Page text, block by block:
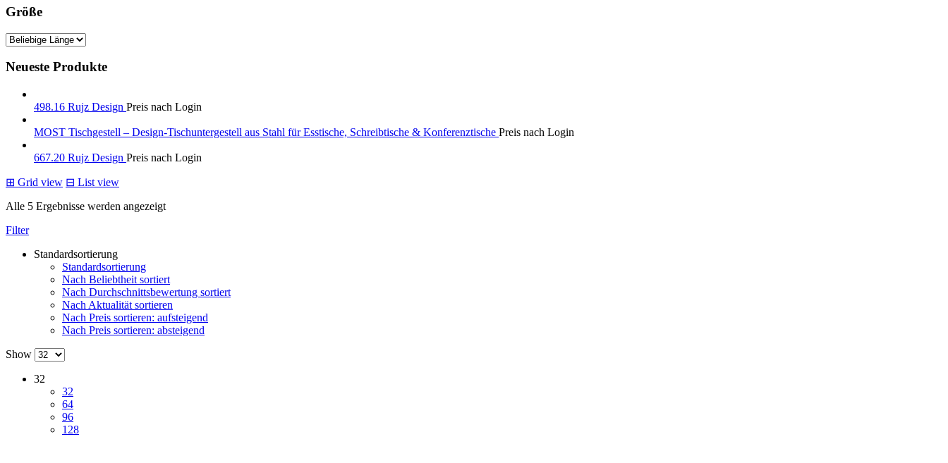
Größe
Neueste Produkte
498.16 Rujz Design Preis nach Login
MOST Tischgestell – Design-Tischuntergestell aus Stahl für Esstische, Schreibtische & Konferenztische Preis nach Login
667.20 Rujz Design Preis nach Login
⊞ Grid view ⊟ List view
Alle 5 Ergebnisse werden angezeigt
Filter
Standardsortierung
Standardsortierung
Nach Beliebtheit sortiert
Nach Durchschnittsbewertung sortiert
Nach Aktualität sortieren
Nach Preis sortieren: aufsteigend
Nach Preis sortieren: absteigend
Show
32
32
64
96
128